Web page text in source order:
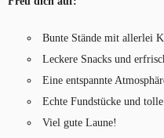
Bunte Stände mit allerlei
Leckere Snacks und
Eine entspannte
Echte Fundstücke und
Viel gute Laune!